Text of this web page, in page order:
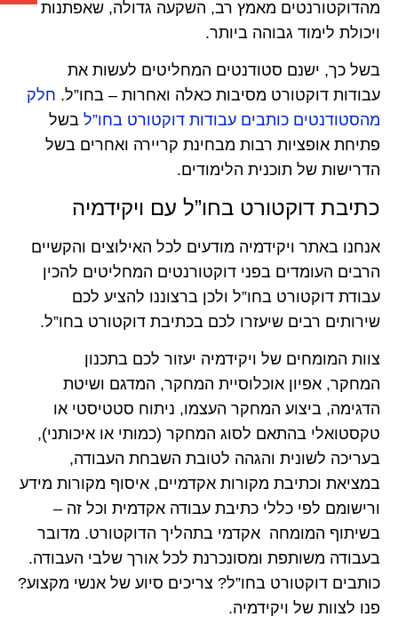
מהדוקטורנטים מאמץ רב, השקעה גדולה, שאפתנות
ויכולת לימוד גבוהה ביותר.
בשל כך, ישנם סטודנטים המחליטים לעשות את
עבודות דוקטורט מסיבות כאלה ואחרות – בחו”ל. חלק
מהסטודנטים כותבים עבודות דוקטורט בחו”ל בשל
פתיחת אופציות רבות מבחינת קריירה ואחרים בשל
הדרישות של תוכנית הלימודים.
כתיבת דוקטורט בחו”ל עם ויקידמיה
אנחנו באתר ויקידמיה מודעים לכל האילוצים והקשיים
הרבים העומדים בפני דוקטורנטים המחליטים להכין
עבודת דוקטורט בחו”ל ולכן ברצוננו להציע לכם
שירותים רבים שיעזרו לכם בכתיבת דוקטורט בחו”ל.
צוות המומחים של ויקידמיה יעזור לכם בתכנון
המחקר, אפיון אוכלוסיית המחקר, המדגם ושיטת
הדגימה, ביצוע המחקר העצמו, ניתוח סטטיסטי או
טקסטואלי בהתאם לסוג המחקר (כמותי או איכותני),
בעריכה לשונית והגהה לטובת השבחת העבודה,
במציאת וכתיבת מקורות אקדמיים, איסוף מקורות מידע
ורישומם לפי כללי כתיבת עבודה אקדמית וכל זה –
בשיתוף המומחה אקדמי בתהליך הדוקטורט. מדובר
בעבודה משותפת ומסונכרנת לכל אורך שלבי העבודה.
כותבים דוקטורט בחו”ל? צריכים סיוע של אנשי מקצוע?
פנו לצוות של ויקידמיה.